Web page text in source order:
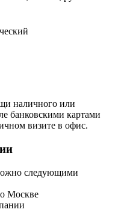
наличного или
банковскими картами
визите в офис.
следующими
Москве